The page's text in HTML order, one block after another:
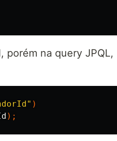
porém na query JPQL,
)
);